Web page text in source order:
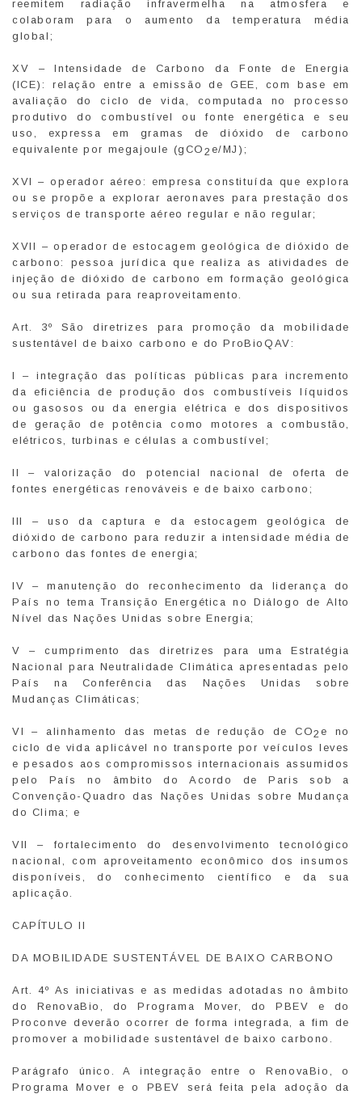
reemitem radiação infravermelha na atmosfera e
colaboram para o aumento da temperatura média
global;
XV – Intensidade de Carbono da Fonte de Energia
(ICE): relação entre a emissão de GEE, com base em
avaliação do ciclo de vida, computada no processo
produtivo do combustível ou fonte energética e seu
uso, expressa em gramas de dióxido de carbono
equivalente por megajoule (gCO2 e/MJ);
XVI – operador aéreo: empresa constituída que explora
ou se propõe a explorar aeronaves para prestação dos
serviços de transporte aéreo regular e não regular;
XVII – operador de estocagem geológica de dióxido de
carbono: pessoa jurídica que realiza as atividades de
injeção de dióxido de carbono em formação geológica
ou sua retirada para reaproveitamento.
Art. 3º São diretrizes para promoção da mobilidade
sustentável de baixo carbono e do ProBioQAV:
I – integração das políticas públicas para incremento
da eficiência de produção dos combustíveis líquidos
ou gasosos ou da energia elétrica e dos dispositivos
de geração de potência como motores a combustão,
elétricos, turbinas e células a combustível;
II – valorização do potencial nacional de oferta de
fontes energéticas renováveis e de baixo carbono;
III – uso da captura e da estocagem geológica de
dióxido de carbono para reduzir a intensidade média de
carbono das fontes de energia;
IV – manutenção do reconhecimento da liderança do
País no tema Transição Energética no Diálogo de Alto
Nível das Nações Unidas sobre Energia;
V – cumprimento das diretrizes para uma Estratégia
Nacional para Neutralidade Climática apresentadas pelo
País na Conferência das Nações Unidas sobre
Mudanças Climáticas;
VI – alinhamento das metas de redução de CO2e no
ciclo de vida aplicável no transporte por veículos leves
e pesados aos compromissos internacionais assumidos
pelo País no âmbito do Acordo de Paris sob a
Convenção-Quadro das Nações Unidas sobre Mudança
do Clima; e
VII – fortalecimento do desenvolvimento tecnológico
nacional, com aproveitamento econômico dos insumos
disponíveis, do conhecimento científico e da sua
aplicação.
CAPÍTULO II
DA MOBILIDADE SUSTENTÁVEL DE BAIXO CARBONO
Art. 4º As iniciativas e as medidas adotadas no âmbito
do RenovaBio, do Programa Mover, do PBEV e do
Proconve deverão ocorrer de forma integrada, a fim de
promover a mobilidade sustentável de baixo carbono.
Parágrafo único. A integração entre o RenovaBio, o
Programa Mover e o PBEV será feita pela adoção da